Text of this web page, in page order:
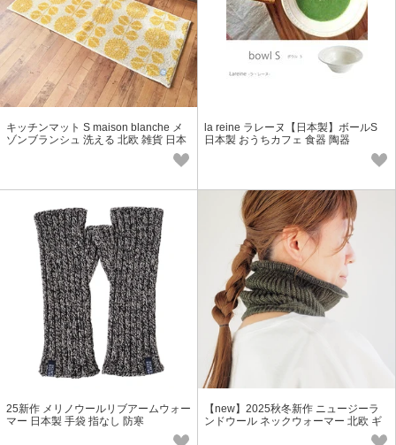
キッチンマット S maison blanche メ
ゾンブランシュ 洗える 北欧 雑貨 日本
la reine ラレーヌ【日本製】ボールS
日本製 おうちカフェ 食器 陶器
25新作 メリノウールリブアームウォー
マー 日本製 手袋 指なし 防寒
【new】2025秋冬新作 ニュージーラ
ンドウール ネックウォーマー 北欧 ギ